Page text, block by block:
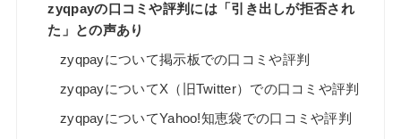
zyqpayの口コミや評判には「引き出しが拒否され
た」との声あり
zyqpayについて掲示板での口コミや評判
zyqpayについてX（旧Twitter）での口コミや評判
zyqpayについてYahoo!知恵袋での口コミや評判